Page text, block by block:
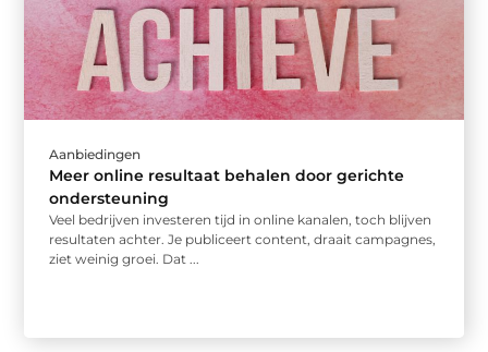
Aanbiedingen
Meer online resultaat behalen door gerichte
ondersteuning
Veel bedrijven investeren tijd in online kanalen, toch blijven
resultaten achter. Je publiceert content, draait campagnes,
ziet weinig groei. Dat ...